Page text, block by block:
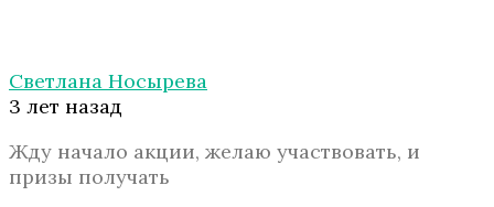
Светлана Носырева
3 лет назад
Жду начало акции, желаю участвовать, и
призы получать